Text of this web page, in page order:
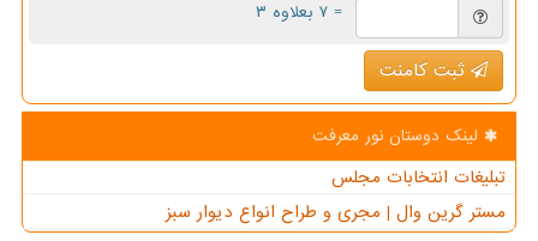
= ۷ بعلاوه ۳
ثبت کامنت
لینک دوستان نور معرفت
تبلیغات انتخابات مجلس
مستر گرین وال | مجری و طراح انواع دیوار سبز